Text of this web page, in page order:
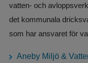
vatten- och
det kommunala
som har ansvaret för
Aneby Miljö &